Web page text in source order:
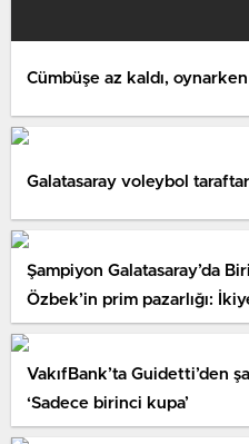
Cümbüşe az kaldı,
Galatasaray voleybol
Şampiyon Galatasaray’da
Özbek’in prim pazarlığı:
Terim yanıtı
VakıfBank’ta Guidetti’den
‘Sadece birinci kupa’